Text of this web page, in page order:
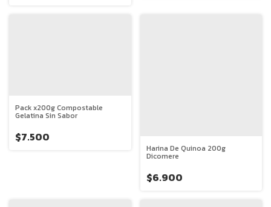
Pack x200g Compostable
Gelatina Sin Sabor
$7.500
Harina De Quinoa 200g
Dicomere
$6.900